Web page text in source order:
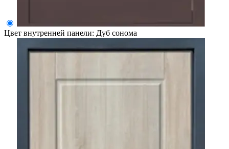
Цвет внутренней панели: Дуб сонома